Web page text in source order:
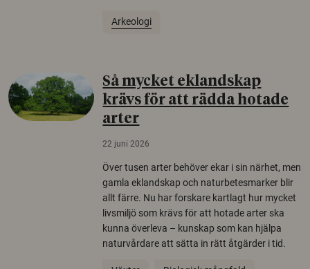
Arkeologi
Så mycket eklandskap
krävs för att rädda hotade
arter
22 juni 2026
Över tusen arter behöver ekar i sin närhet, men
gamla eklandskap och naturbetesmarker blir
allt färre. Nu har forskare kartlagt hur mycket
livsmiljö som krävs för att hotade arter ska
kunna överleva – kunskap som kan hjälpa
naturvårdare att sätta in rätt åtgärder i tid.